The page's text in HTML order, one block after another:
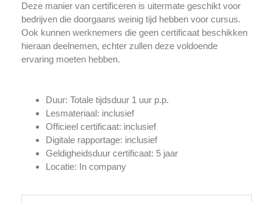
Deze manier van certificeren is uitermate geschikt voor
bedrijven die doorgaans weinig tijd hebben voor cursus.
Ook kunnen werknemers die geen certificaat beschikken
hieraan deelnemen, echter zullen deze voldoende
ervaring moeten hebben.
Duur: Totale tijdsduur 1 uur p.p.
Lesmateriaal: inclusief
Officieel certificaat: inclusief
Digitale rapportage: inclusief
Geldigheidsduur certificaat: 5 jaar
Locatie: In company